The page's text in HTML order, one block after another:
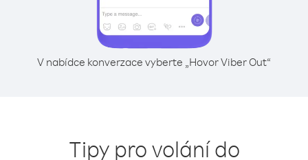
V nabídce konverzace vyberte „Hovor Viber Out“
Tipy pro volání do